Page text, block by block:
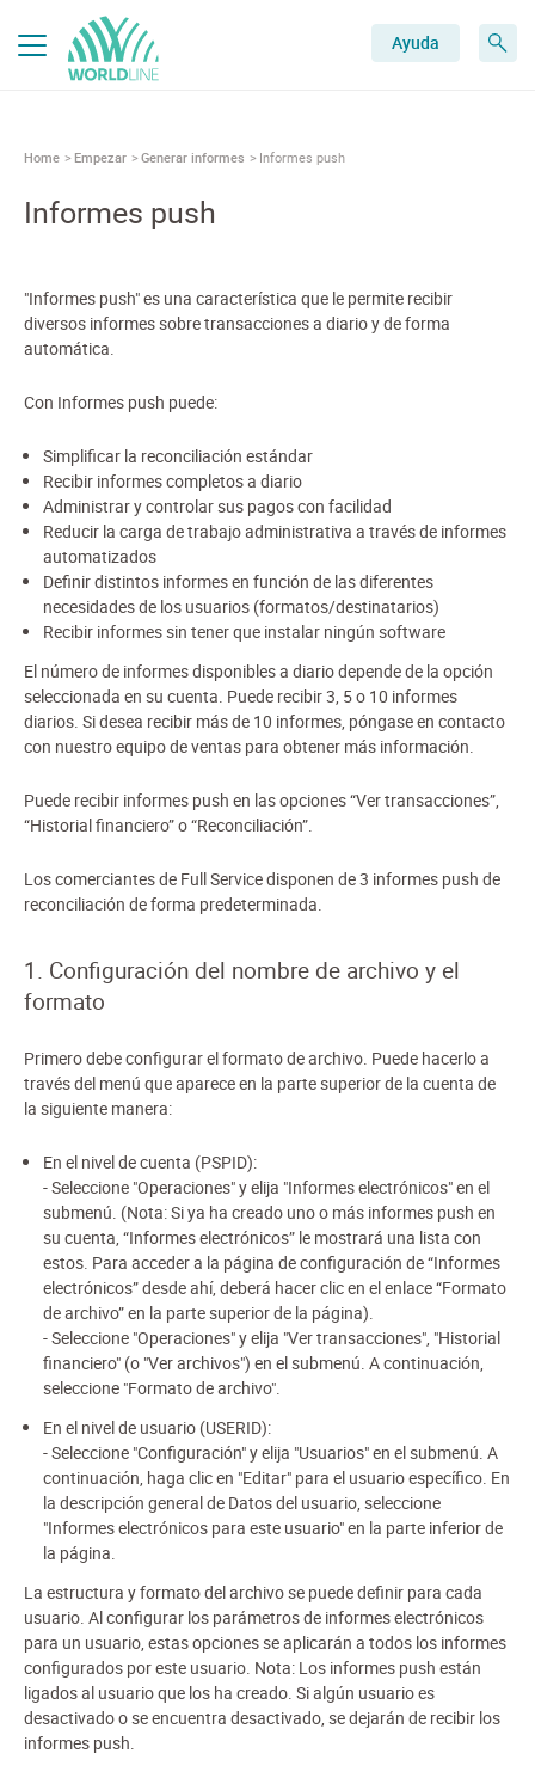
Ayuda
Home Empezar Generar informes Informes push
Informes push
"Informes push" es una característica que le permite recibir
diversos informes sobre transacciones a diario y de forma
automática.
Con Informes push puede:
Simplificar la reconciliación estándar
Recibir informes completos a diario
Administrar y controlar sus pagos con facilidad
Reducir la carga de trabajo administrativa a través de informes
automatizados
Definir distintos informes en función de las diferentes
necesidades de los usuarios (formatos/destinatarios)
Recibir informes sin tener que instalar ningún software
El número de informes disponibles a diario depende de la opción
seleccionada en su cuenta. Puede recibir 3, 5 o 10 informes
diarios. Si desea recibir más de 10 informes, póngase en contacto
con nuestro equipo de ventas para obtener más información.
Puede recibir informes push en las opciones “Ver transacciones”,
“Historial financiero” o “Reconciliación”.
Los comerciantes de Full Service disponen de 3 informes push de
reconciliación de forma predeterminada.
1. Configuración del nombre de archivo y el
formato
Primero debe configurar el formato de archivo. Puede hacerlo a
través del menú que aparece en la parte superior de la cuenta de
la siguiente manera:
En el nivel de cuenta (PSPID):
- Seleccione "Operaciones" y elija "Informes electrónicos" en el
submenú. (Nota: Si ya ha creado uno o más informes push en
su cuenta, “Informes electrónicos” le mostrará una lista con
estos. Para acceder a la página de configuración de “Informes
electrónicos” desde ahí, deberá hacer clic en el enlace “Formato
de archivo” en la parte superior de la página).
- Seleccione "Operaciones" y elija "Ver transacciones", "Historial
financiero" (o "Ver archivos") en el submenú. A continuación,
seleccione "Formato de archivo".
En el nivel de usuario (USERID):
- Seleccione "Configuración" y elija "Usuarios" en el submenú. A
continuación, haga clic en "Editar" para el usuario específico. En
la descripción general de Datos del usuario, seleccione
"Informes electrónicos para este usuario" en la parte inferior de
la página.
La estructura y formato del archivo se puede definir para cada
usuario. Al configurar los parámetros de informes electrónicos
para un usuario, estas opciones se aplicarán a todos los informes
configurados por este usuario. Nota: Los informes push están
ligados al usuario que los ha creado. Si algún usuario es
desactivado o se encuentra desactivado, se dejarán de recibir los
informes push.